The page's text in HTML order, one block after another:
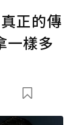
正的傳
一樣多